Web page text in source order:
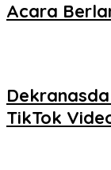
Acara
TikTok